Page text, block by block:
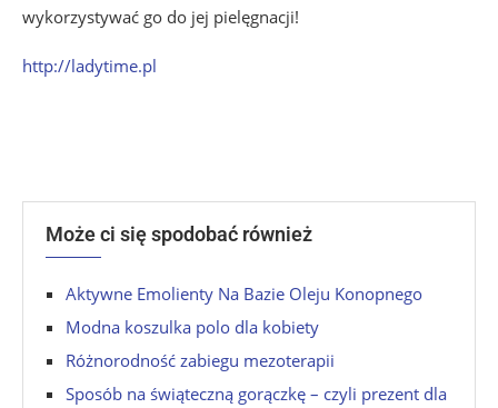
wykorzystywać go do jej pielęgnacji!
http://ladytime.pl
Może ci się spodobać również
Aktywne Emolienty Na Bazie Oleju Konopnego
Modna koszulka polo dla kobiety
Różnorodność zabiegu mezoterapii
Sposób na świąteczną gorączkę – czyli prezent dla